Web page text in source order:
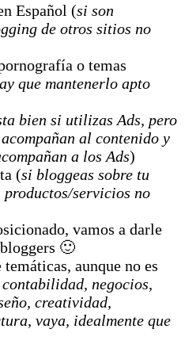
Español (si son
de otros sitios no
o temas
que mantenerlo apto
bien si utilizas Ads, pero
al contenido y
a los Ads)
(si bloggeas sobre tu
productos/servicios no
vamos a darle
🙂
aunque no es
negocios,
creatividad,
vaya, idealmente que